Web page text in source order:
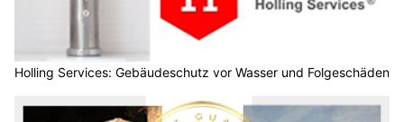
Holling Services: Gebäudeschutz vor Wasser und Folgeschäden